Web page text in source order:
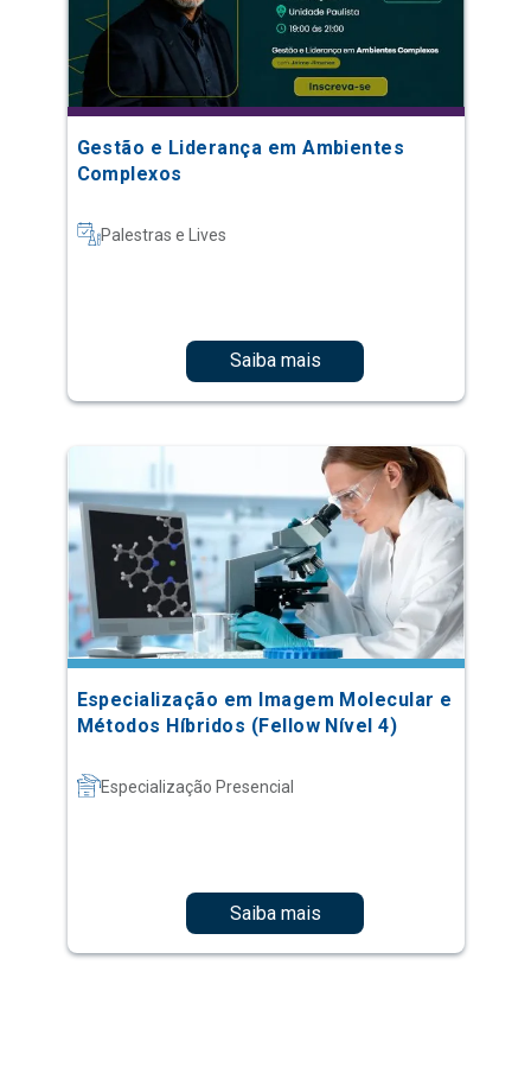
Gestão e Liderança em Ambientes
Complexos
Palestras e Lives
Saiba mais
Especialização em Imagem Molecular e
Métodos Híbridos (Fellow Nível 4)
Especialização Presencial
Saiba mais